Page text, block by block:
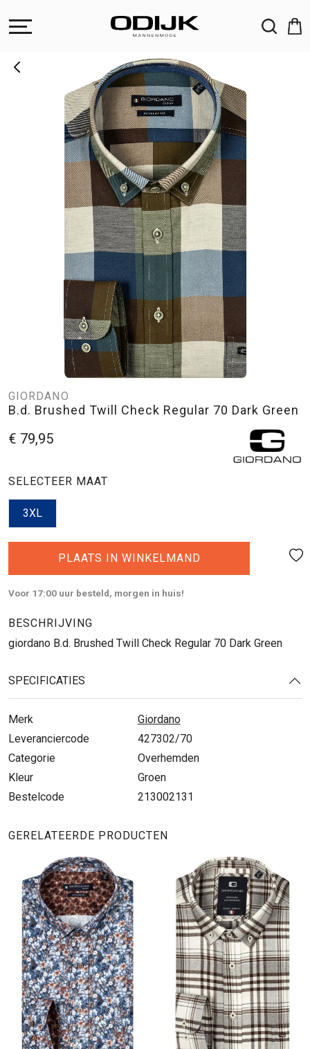
GIORDANO
B.d. Brushed Twill Check Regular 70 Dark Green
€ 79,95
SELECTEER MAAT
3XL
PLAATS IN WINKELMAND
Voor 17:00 uur besteld, morgen in huis!
BESCHRIJVING
giordano B.d. Brushed Twill Check Regular 70 Dark Green
SPECIFICATIES
Merk
Giordano
Leveranciercode
427302/70
Categorie
Overhemden
Kleur
Groen
Bestelcode
213002131
GERELATEERDE PRODUCTEN